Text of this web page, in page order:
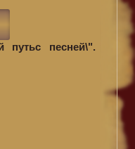
путьс песней\".